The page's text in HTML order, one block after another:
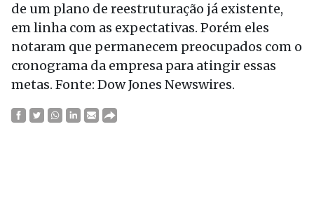
de um plano de reestruturação já existente,
em linha com as expectativas. Porém eles
notaram que permanecem preocupados com o
cronograma da empresa para atingir essas
metas. Fonte: Dow Jones Newswires.